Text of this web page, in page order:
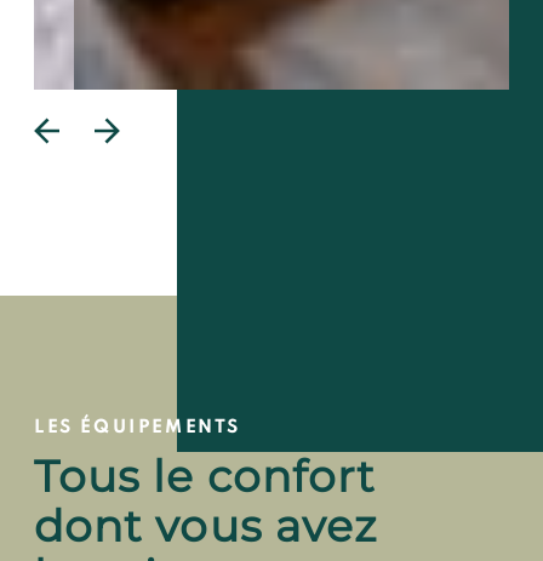
Tous le confort
dont vous avez
LES ÉQUIPEMENTS